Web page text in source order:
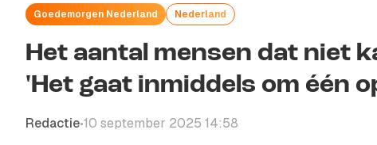
Goedemorgen Nederland Nederland
Het aantal mensen dat niet
'Het gaat inmiddels om één
Redactie•10 september 2025 14:58